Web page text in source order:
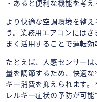
・あると便利な機能を考え
より快適な空調環境を整
う。業務用エアコンには
まく活用することで運転
たとえば、人感センサー
量を調節するため、快適
ギー消費を抑えられます
レルギー症状の予防が可能